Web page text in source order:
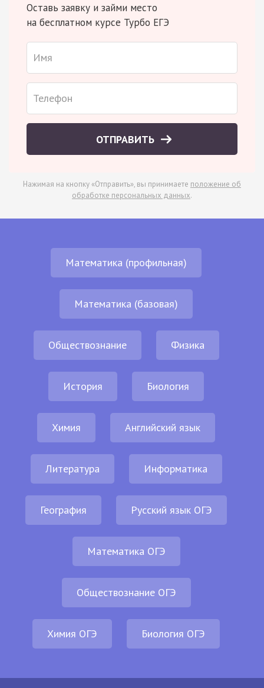
Оставь заявку и займи место
на бесплатном курсе Турбо ЕГЭ
ОТПРАВИТЬ
Нажимая на кнопку «Отправить», вы принимаете положение об
обработке персональных данных.
Математика (профильная)
Математика (базовая)
Обществознание Физика
История Биология
Химия Английский язык
Литература Информатика
География Русский язык ОГЭ
Математика ОГЭ
Обществознание ОГЭ
Химия ОГЭ Биология ОГЭ